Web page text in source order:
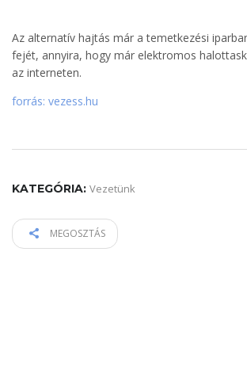
Az alternatív hajtás már a temetkezési
fejét, annyira, hogy már elektromos
az interneten.
forrás: vezess.hu
KATEGÓRIA: Vezetünk
MEGOSZTÁS